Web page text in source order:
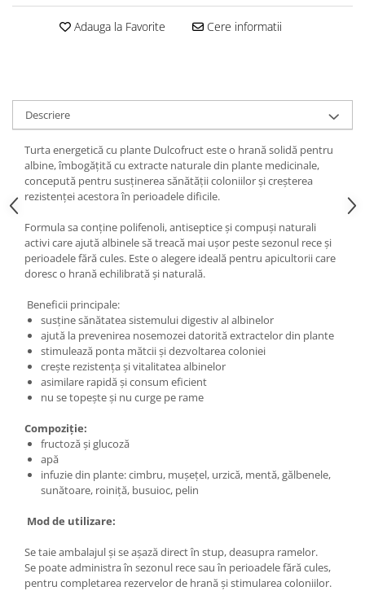
Adauga la Favorite Cere informatii
Descriere
Turta energetică cu plante Dulcofruct este o hrană solidă pentru
albine, îmbogățită cu extracte naturale din plante medicinale,
concepută pentru susținerea sănătății coloniilor și creșterea
rezistenței acestora în perioadele dificile.
Formula sa conține polifenoli, antiseptice și compuși naturali
activi care ajută albinele să treacă mai ușor peste sezonul rece și
perioadele fără cules. Este o alegere ideală pentru apicultorii care
doresc o hrană echilibrată și naturală.
Beneficii principale:
susține sănătatea sistemului digestiv al albinelor
ajută la prevenirea nosemozei datorită extractelor din plante
stimulează ponta mătcii și dezvoltarea coloniei
crește rezistența și vitalitatea albinelor
asimilare rapidă și consum eficient
nu se topește și nu curge pe rame
Compoziție:
fructoză și glucoză
apă
infuzie din plante: cimbru, mușețel, urzică, mentă, gălbenele,
sunătoare, roiniță, busuioc, pelin
Mod de utilizare:
Se taie ambalajul și se așază direct în stup, deasupra ramelor.
Se poate administra în sezonul rece sau în perioadele fără cules,
pentru completarea rezervelor de hrană și stimularea coloniilor.